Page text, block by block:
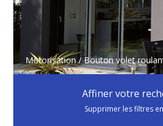
Motorisation /Bouton volet
Affiner votre
Supprimer les filtres